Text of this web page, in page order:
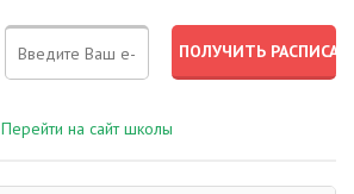
Перейти на сайт школы